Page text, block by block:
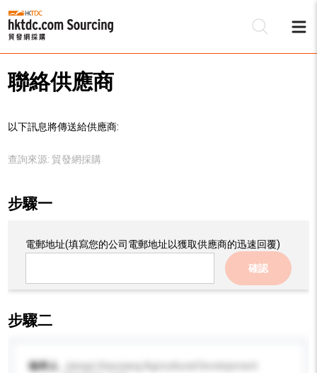
聯絡供應商
以下訊息將傳送給供應商:
查詢來源: 貿發網採購
步驟一
電郵地址(填寫您的公司電郵地址以獲取供應商的迅速回覆)
確認
步驟二
收件人